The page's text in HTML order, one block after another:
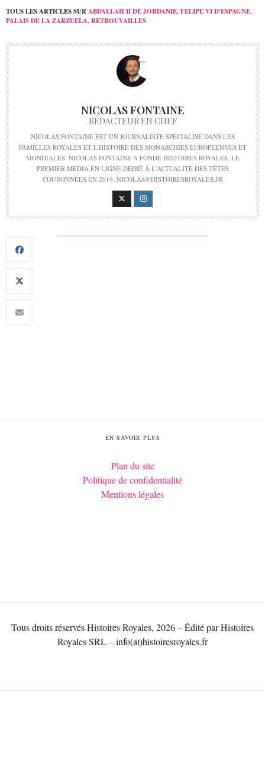
TOUS LES ARTICLES SURABDALLAH II DE JORDANIE, FELIPE VI D'ESPAGNE,
PALAIS DE LA ZARZUELA, RETROUVAILLES
NICOLAS FONTAINE
RÉDACTEUR EN CHEF
NICOLAS FONTAINE EST UN JOURNALISTE SPÉCIALISÉ DANS LES
FAMILLES ROYALES ET L'HISTOIRE DES MONARCHIES EUROPÉENNES ET
MONDIALES. NICOLAS FONTAINE A FONDÉ HISTOIRES ROYALES, LE
PREMIER MÉDIA EN LIGNE DÉDIÉ À L'ACTUALITÉ DES TÊTES
COURONNÉES EN 2019. NICOLAS@HISTOIRESROYALES.FR
EN SAVOIR PLUS
Plan du site
Politique de confidentialité
Mentions légales
Tous droits réservés Histoires Royales, 2026 – Édité par Histoires
Royales SRL – info(at)histoiresroyales.fr